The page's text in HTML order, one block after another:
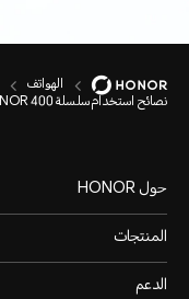
الهواتف
نصائح استخدام سلسلة HONOR 400
حول HONOR
المنتجات
الدعم